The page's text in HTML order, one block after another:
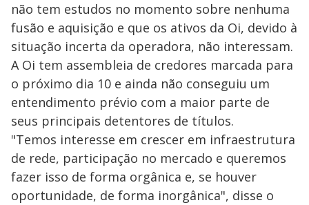
não tem estudos no momento sobre nenhuma
fusão e aquisição e que os ativos da Oi, devido à
situação incerta da operadora, não interessam.
A Oi tem assembleia de credores marcada para
o próximo dia 10 e ainda não conseguiu um
entendimento prévio com a maior parte de
seus principais detentores de títulos.
"Temos interesse em crescer em infraestrutura
de rede, participação no mercado e queremos
fazer isso de forma orgânica e, se houver
oportunidade, de forma inorgânica", disse o